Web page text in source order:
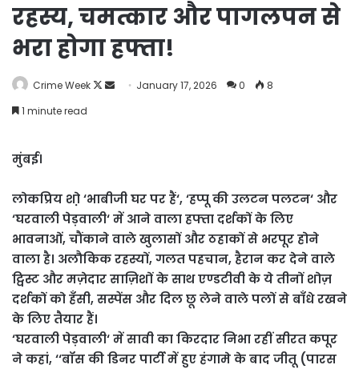
रहस्य, चमत्कार और पागलपन से
भरा होगा हफ्ता!
Crime Week
Follow
SendJanuary 17, 2026 0
8
1 minute read
मुंबई।
लोकप्रिय शो़ ‘भाबीजी घर पर हैं‘, ‘हप्पू की उलटन पलटन‘ और
‘घरवाली पेड़वाली‘ में आने वाला हफ्ता दर्शकों के लिए
भावनाओं, चौंकाने वाले खुलासों और ठहाकों से भरपूर होने
वाला है। अलौकिक रहस्यों, गलत पहचान, हैरान कर देने वाले
ट्विस्ट और मज़ेदार साज़िशों के साथ एण्डटीवी के ये तीनों शोज़
दर्शकों को हँसी, सस्पेंस और दिल छू लेने वाले पलों से बाँधे रखने
के लिए तैयार हैं।
‘घरवाली पेड़वाली‘ में सावी का किरदार निभा रहीं सीरत कपूर
ने कहां, ‘‘बॉस की डिनर पार्टी में हुए हंगामे के बाद जीतू (पारस